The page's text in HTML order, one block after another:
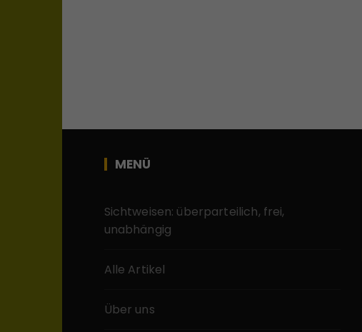
MENÜ
Sichtweisen: überparteilich, frei,
unabhängig
Alle Artikel
Über uns